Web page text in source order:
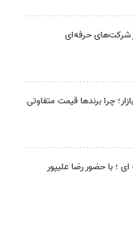
در شرکت‌های حرفه‌ای
چرا برندها قیمت متفاوتی
؛ با حضور رضا علیپور